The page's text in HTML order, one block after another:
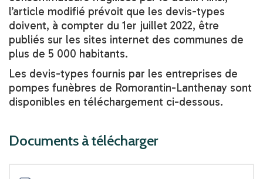
l’article modifié prévoit que les devis-types
doivent, à compter du 1er juillet 2022, être
publiés sur les sites internet des communes de
plus de 5 000 habitants.
Les devis-types fournis par les entreprises de
pompes funèbres de Romorantin-Lanthenay sont
disponibles en téléchargement ci-dessous.
Documents à télécharger